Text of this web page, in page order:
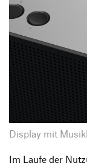
Display mit
Im Laufe der